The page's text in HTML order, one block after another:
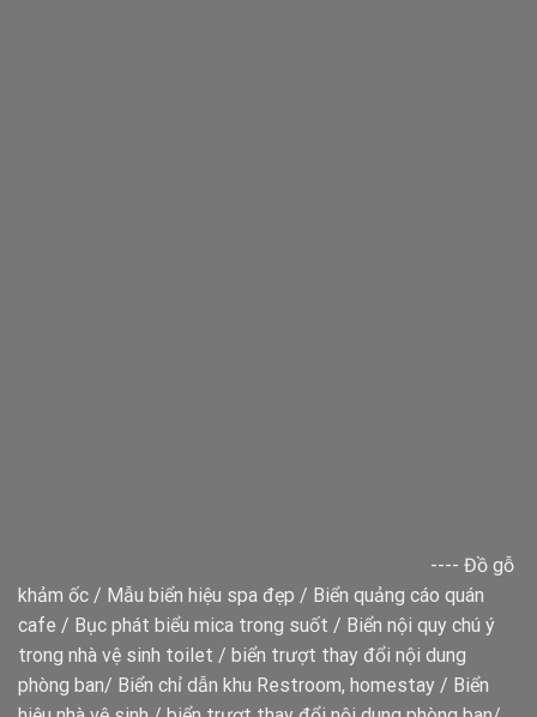
---- Đồ gỗ
khảm ốc / Mẫu biển hiệu spa đẹp / Biển quảng cáo quán
cafe / Bục phát biểu mica trong suốt / Biển nội quy chú ý
trong nhà vệ sinh toilet / biển trượt thay đổi nội dung
phòng ban/ Biển chỉ dẫn khu Restroom, homestay / Biển